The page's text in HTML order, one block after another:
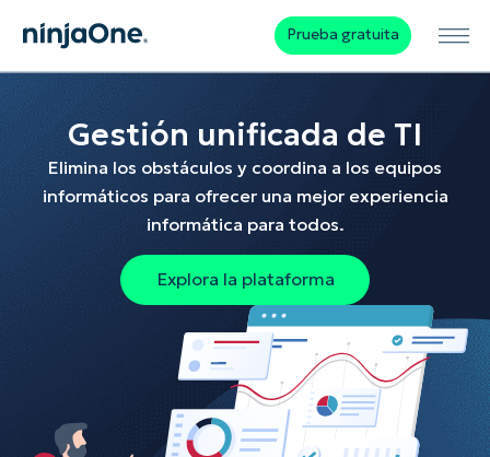
Prueba gratuita
Gestión unificada de TI
Elimina los obstáculos y coordina a los equipos
informáticos para ofrecer una mejor experiencia
informática para todos.
Explora la plataforma